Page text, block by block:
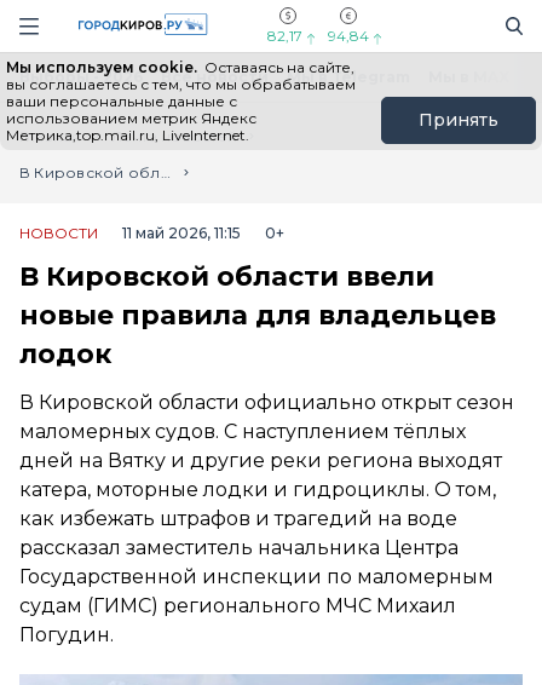
Навигация сайта
82,17 94,84
Мы используем cookie. Оставаясь на сайте,
вы соглашаетесь с тем, что мы обрабатываем
ваши персональные данные с
использованием метрик Яндекс
Метрика,top.mail.ru, LiveInternet.
Принять
Выборы - 2026 Все новости Мы в Telegram
Главная
Лента новостей
В Кировской области ввели новые правила для владельцев лодок
НОВОСТИ 11 май 2026, 11:15 0+
В Кировской области ввели
новые правила для владельцев
лодок
В Кировской области официально открыт сезон
маломерных судов. С наступлением тёплых
дней на Вятку и другие реки региона выходят
катера, моторные лодки и гидроциклы. О том,
как избежать штрафов и трагедий на воде
рассказал заместитель начальника Центра
Государственной инспекции по маломерным
судам (ГИМС) регионального МЧС Михаил
Погудин.